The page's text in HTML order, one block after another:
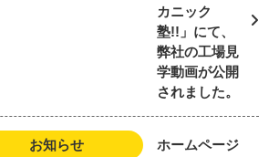
カニック
塾!!」にて、
弊社の工場見
学動画が公開
されました。
お知らせ
ホームページ